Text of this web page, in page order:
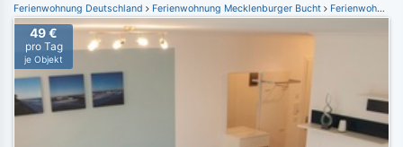
Ferienwohnung Deutschland Ferienwohnung Mecklenburger Bucht Ferienwohnung Nienhagen
49 €
pro Tag
je Objekt